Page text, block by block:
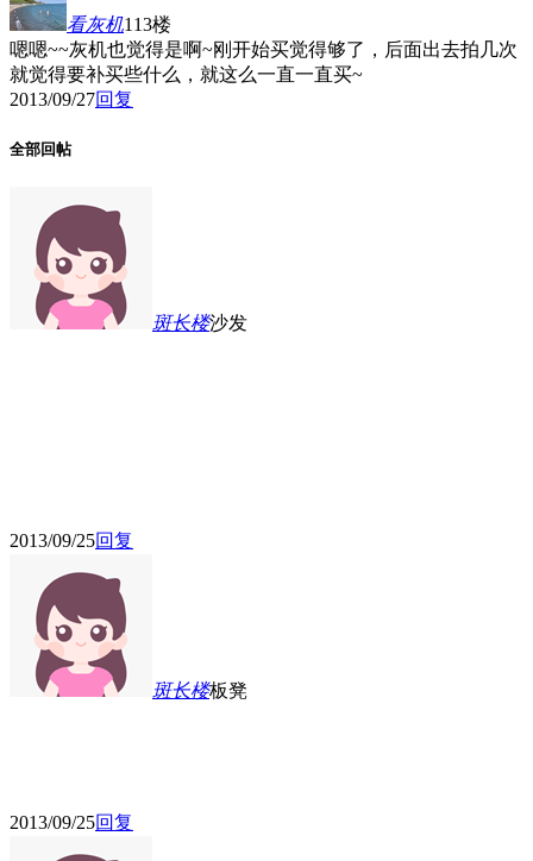
看灰机113楼
嗯嗯~~灰机也觉得是啊~刚开始买觉得够了，后面出去拍几次
就觉得要补买些什么，就这么一直一直买~
2013/09/27回复
全部回帖
斑长楼沙发
2013/09/25回复
斑长楼板凳
2013/09/25回复